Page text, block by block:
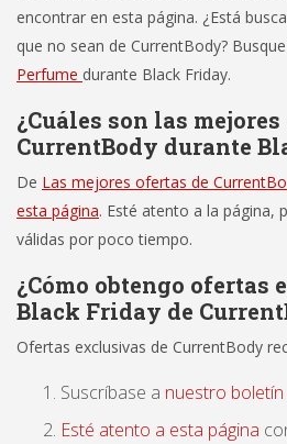
encontrar en esta página. ¿Está
que no sean de CurrentBody?
Perfume durante Black Friday.
¿Cuáles son las
CurrentBody durante
De Las mejores ofertas de
esta página. Esté atento a la página,
válidas por poco tiempo.
¿Cómo obtengo ofertas
Black Friday de
Ofertas exclusivas de CurrentBody
Suscríbase a nuestro
Esté atento a esta página